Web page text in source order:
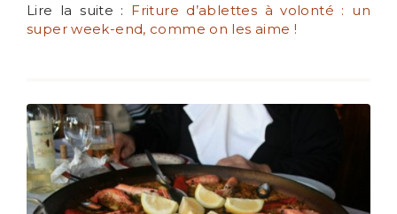
Lire la suite : Friture d’ablettes à volonté : un
super week-end, comme on les aime !